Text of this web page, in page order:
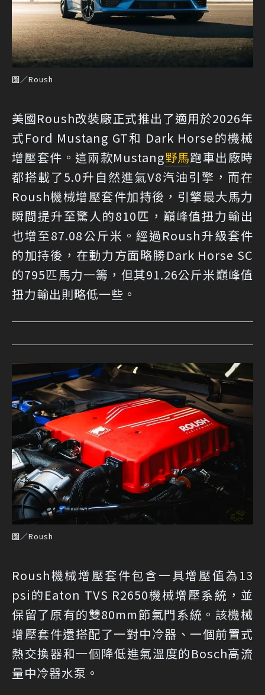
圖／Roush
美國Roush改裝廠正式推出了適用於2026年
式Ford Mustang GT和 Dark Horse的機械
增壓套件。這兩款Mustang野馬跑車出廠時
都搭載了5.0升自然進氣V8汽油引擎，而在
Roush機械增壓套件加持後，引擎最大馬力
瞬間提升至驚人的810匹，巔峰值扭力輸出
也增至87.08公斤米。經過Roush升級套件
的加持後，在動力方面略勝Dark Horse SC
的795匹馬力一籌，但其91.26公斤米巔峰值
扭力輸出則略低一些。
圖／Roush
Roush機械增壓套件包含一具增壓值為13
psi的Eaton TVS R2650機械增壓系統，並
保留了原有的雙80mm節氣門系統。該機械
增壓套件還搭配了一對中冷器、一個前置式
熱交換器和一個降低進氣溫度的Bosch高流
量中冷器水泵。